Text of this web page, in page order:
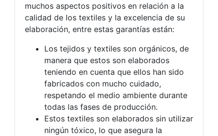
muchos aspectos positivos en relación a la
calidad de los textiles y la excelencia de su
elaboración, entre estas garantías están:
Los tejidos y textiles son orgánicos, de
manera que estos son elaborados
teniendo en cuenta que ellos han sido
fabricados con mucho cuidado,
respetando el medio ambiente durante
todas las fases de producción.
Estos textiles son elaborados sin utilizar
ningún tóxico, lo que asegura la